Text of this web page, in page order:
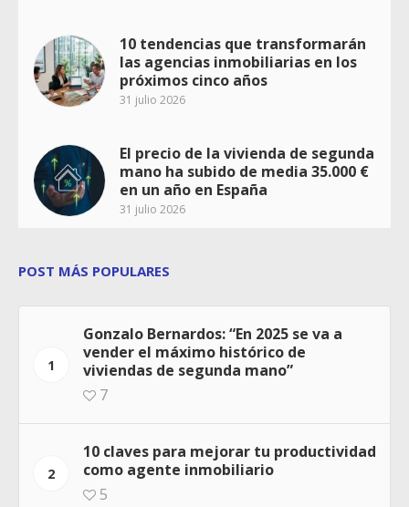
10 tendencias que transformarán
las agencias inmobiliarias en los
próximos cinco años
31 julio 2026
El precio de la vivienda de segunda
mano ha subido de media 35.000 €
en un año en España
31 julio 2026
POST MÁS POPULARES
1
Gonzalo Bernardos: “En 2025 se va a
vender el máximo histórico de
viviendas de segunda mano”
7
2
10 claves para mejorar tu productividad
como agente inmobiliario
5